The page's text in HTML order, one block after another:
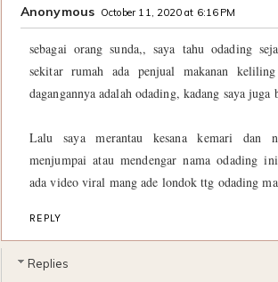
Anonymous October 11, 2020 at 6:16 PM
sebagai orang sunda,, saya tahu odading
sekitar rumah ada penjual makanan
dagangannya adalah odading, kadang saya juga
Lalu saya merantau kesana kemari dan
menjumpai atau mendengar nama odading
ada video viral mang ade londok ttg odading
REPLY
Replies